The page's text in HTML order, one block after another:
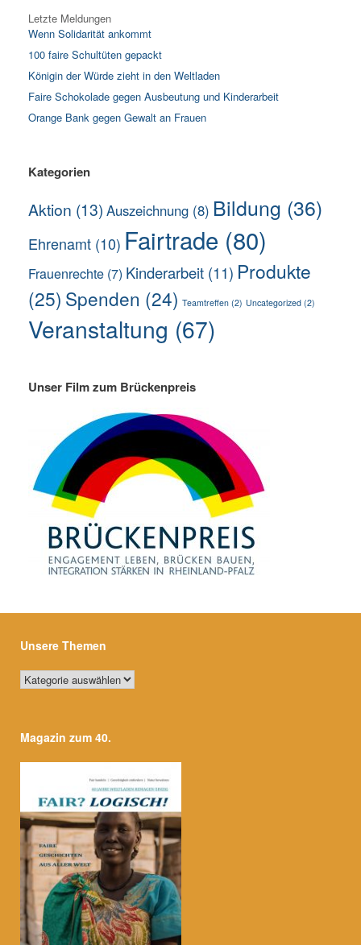
Letzte Meldungen
Wenn Solidarität ankommt
100 faire Schultüten gepackt
Königin der Würde zieht in den Weltladen
Faire Schokolade gegen Ausbeutung und Kinderarbeit
Orange Bank gegen Gewalt an Frauen
Kategorien
Aktion (13) Auszeichnung (8) Bildung (36)
Ehrenamt (10) Fairtrade (80)
Frauenrechte (7) Kinderarbeit (11) Produkte
(25) Spenden (24) Teamtreffen (2) Uncategorized (2)
Veranstaltung (67)
Unser Film zum Brückenpreis
Unsere Themen
Unsere
Themen
Magazin zum 40.